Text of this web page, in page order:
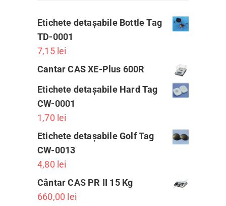
Etichete detașabile Bottle Tag
TD-0001
7,15 lei
Cantar CAS XE-Plus 600R
Etichete detașabile Hard Tag
CW-0001
1,70 lei
Etichete detașabile Golf Tag
CW-0013
4,80 lei
Cântar CAS PR II 15 Kg
660,00 lei